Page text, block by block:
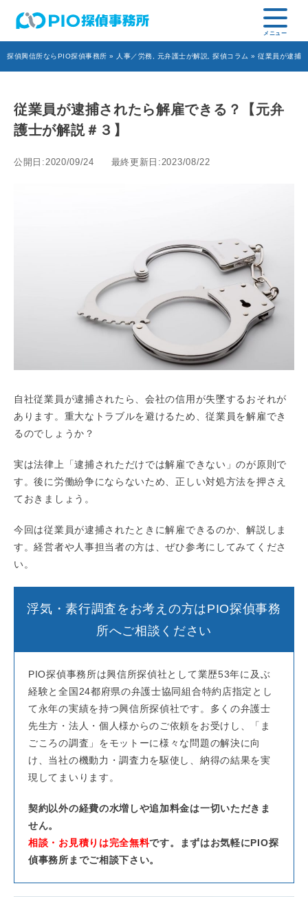
探偵興信所ならPIO探偵事務所 » 人事／労務 元弁護士が解説 探偵コラム » 従業員が逮捕
従業員が逮捕されたら解雇できる？【元弁
護士が解説＃３】
公開日:2020/09/24 最終更新日:2023/08/22
自社従業員が逮捕されたら、会社の信用が失墜するおそれが
あります。重大なトラブルを避けるため、従業員を解雇でき
るのでしょうか？
実は法律上「逮捕されただけでは解雇できない」のが原則で
す。後に労働紛争にならないため、正しい対処方法を押さえ
ておきましょう。
今回は従業員が逮捕されたときに解雇できるのか、解説しま
す。経営者や人事担当者の方は、ぜひ参考にしてみてくださ
い。
浮気・素行調査をお考えの方はPIO探偵事務
所へご相談ください
PIO探偵事務所は興信所探偵社として業歴53年に及ぶ
経験と全国24都府県の弁護士協同組合特約店指定とし
て永年の実績を持つ興信所探偵社です。多くの弁護士
先生方・法人・個人様からのご依頼をお受けし、「ま
ごころの調査」をモットーに様々な問題の解決に向
け、当社の機動力・調査力を駆使し、納得の結果を実
現してまいります。
契約以外の経費の水増しや追加料金は一切いただきま
せん。
相談・お見積りは完全無料です。まずはお気軽にPIO探
偵事務所までご相談下さい。